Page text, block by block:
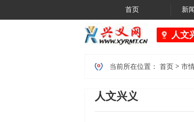
首页 新闻
人文
当前所在位置： 首页 > 市
人文兴义